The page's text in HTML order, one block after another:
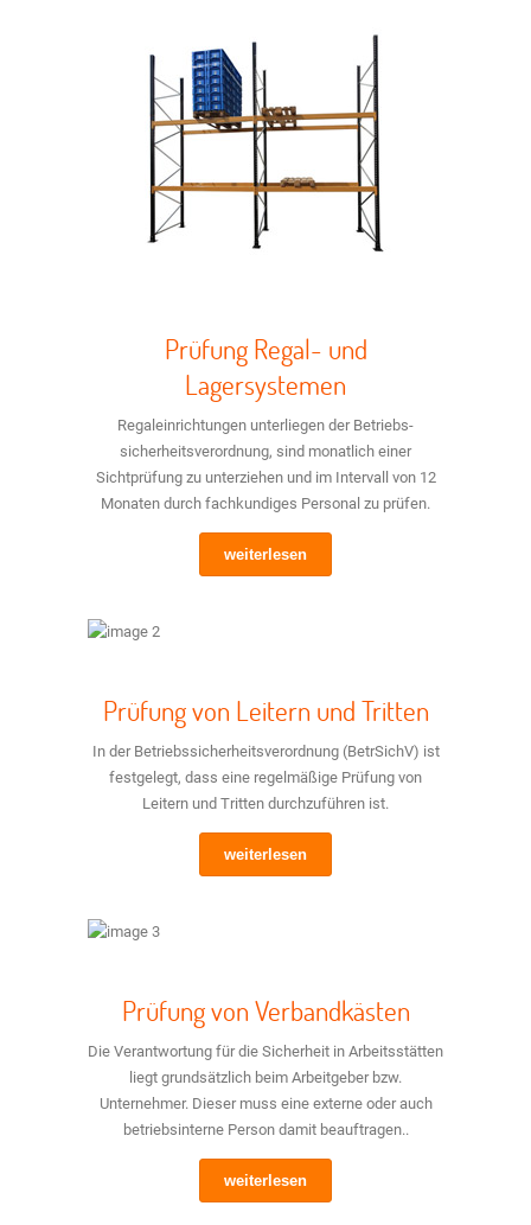
Prüfung Regal- und
Lagersystemen
Regaleinrichtungen unterliegen der Betriebs­
sicherheits­verordnung, sind monatlich einer
Sichtprüfung zu unterziehen und im Intervall von 12
Monaten durch fachkundiges Personal zu prüfen.
weiterlesen
Prüfung von Leitern und Tritten
In der Betriebssicherheitsverordnung (BetrSichV) ist
festgelegt, dass eine regelmäßige Prüfung von
Leitern und Tritten durchzuführen ist.
weiterlesen
Prüfung von Verbandkästen
Die Verantwortung für die Sicherheit in Arbeitsstätten
liegt grundsätzlich beim Arbeitgeber bzw.
Unternehmer. Dieser muss eine externe oder auch
betriebsinterne Person damit beauftragen..
weiterlesen